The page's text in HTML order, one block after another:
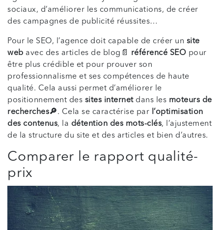
sociaux, d’améliorer les communications, de créer
des campagnes de publicité réussites…
Pour le SEO, l’agence doit capable de créer un site
web avec des articles de blog📄 référencé SEO pour
être plus crédible et pour prouver son
professionnalisme et ses compétences de haute
qualité. Cela aussi permet d’améliorer le
positionnement des sites internetdans les moteurs de
recherches🔎. Cela se caractérise par l’optimisation
des contenus, la détention des mots-clés, l’ajustement
de la structure du site et des articles et bien d’autres.
Comparer le rapport qualité-
prix